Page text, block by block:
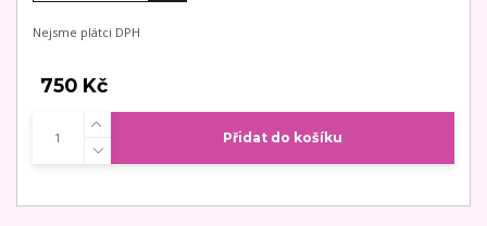
Nejsme plátci DPH
750 Kč
Přidat do košíku